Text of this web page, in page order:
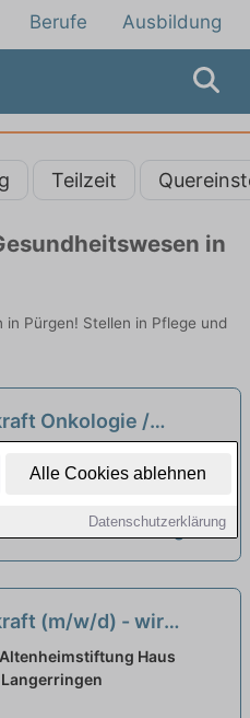
Alle Cookies ablehnen
Datenschutzerklärung
Berufe Ausbildung
Teilzeit
in
in Pürgen! Stellen in Pflege und
Onkologie /
Fachpflegekraft
suchen Zuwachs in
am Lech | Landsberg am
zum Angebot
(m/w/d) - wir
neu
Haus